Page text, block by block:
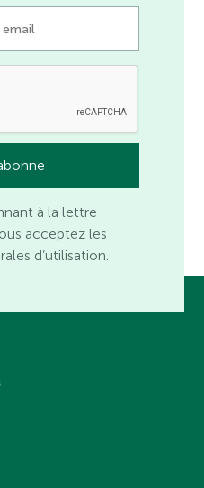
à la lettre
acceptez les
d’utilisation.